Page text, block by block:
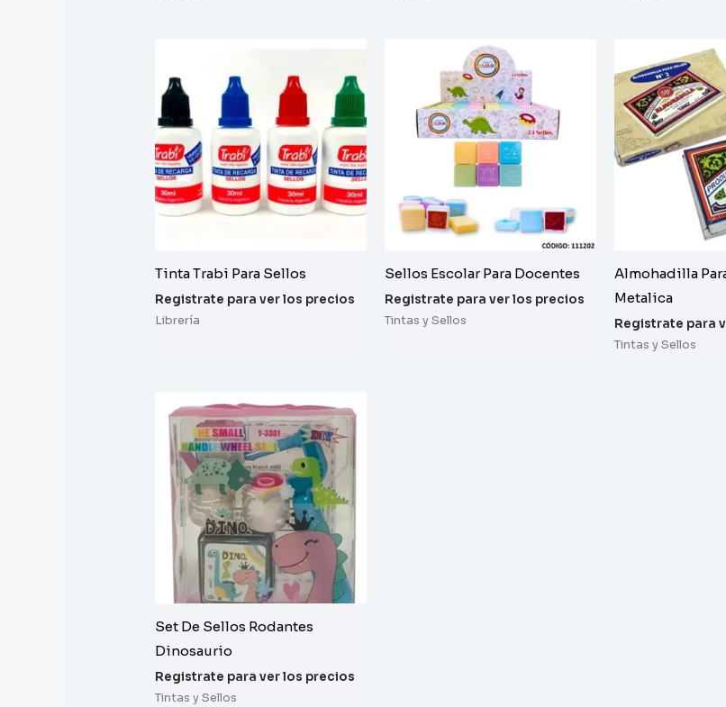
Tinta Trabi Para Sellos
Registrate para ver los precios
Librería
Sellos Escolar Para Docentes
Registrate para ver los precios
Tintas y Sellos
Almohadilla
Metalica
Registrate para
Tintas y Sellos
Set De Sellos Rodantes
Dinosaurio
Registrate para ver los precios
Tintas y Sellos